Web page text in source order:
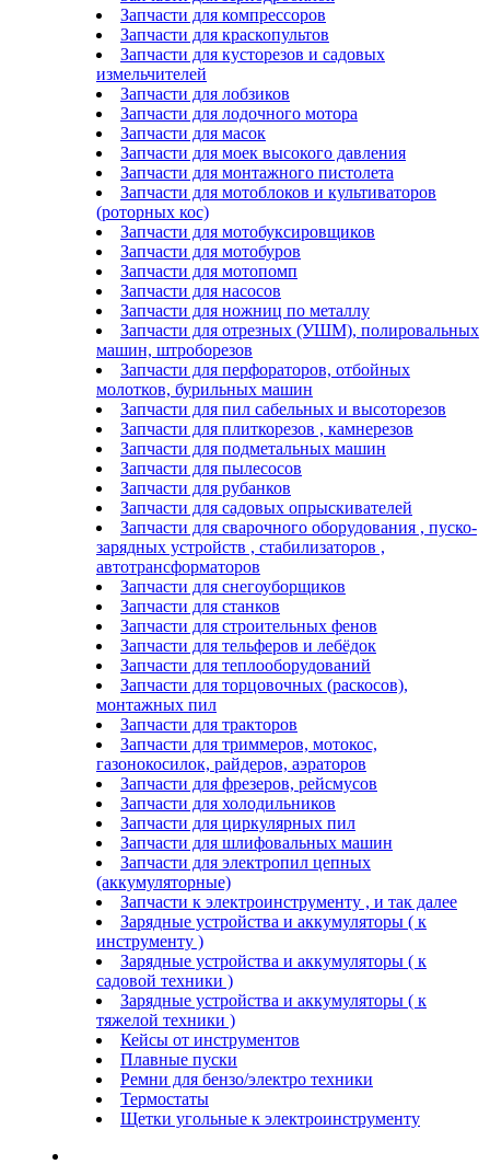
Запчасти для компрессоров
Запчасти для краскопультов
Запчасти для кусторезов и садовых
измельчителей
Запчасти для лобзиков
Запчасти для лодочного мотора
Запчасти для масок
Запчасти для моек высокого давления
Запчасти для монтажного пистолета
Запчасти для мотоблоков и культиваторов
(роторных кос)
Запчасти для мотобуксировщиков
Запчасти для мотобуров
Запчасти для мотопомп
Запчасти для насосов
Запчасти для ножниц по металлу
Запчасти для отрезных (УШМ), полировальных
машин, штроборезов
Запчасти для перфораторов, отбойных
молотков, бурильных машин
Запчасти для пил сабельных и высоторезов
Запчасти для плиткорезов , камнерезов
Запчасти для подметальных машин
Запчасти для пылесосов
Запчасти для рубанков
Запчасти для садовых опрыскивателей
Запчасти для сварочного оборудования , пуско-
зарядных устройств , стабилизаторов ,
автотрансформаторов
Запчасти для снегоуборщиков
Запчасти для станков
Запчасти для строительных фенов
Запчасти для тельферов и лебёдок
Запчасти для теплооборудований
Запчасти для торцовочных (раскосов),
монтажных пил
Запчасти для тракторов
Запчасти для триммеров, мотокос,
газонокосилок, райдеров, аэраторов
Запчасти для фрезеров, рейсмусов
Запчасти для холодильников
Запчасти для циркулярных пил
Запчасти для шлифовальных машин
Запчасти для электропил цепных
(аккумуляторные)
Запчасти к электроинструменту , и так далее
Зарядные устройства и аккумуляторы ( к
инструменту )
Зарядные устройства и аккумуляторы ( к
садовой техники )
Зарядные устройства и аккумуляторы ( к
тяжелой техники )
Кейсы от инструментов
Плавные пуски
Ремни для бензо/электро техники
Термостаты
Щетки угольные к электроинструменту